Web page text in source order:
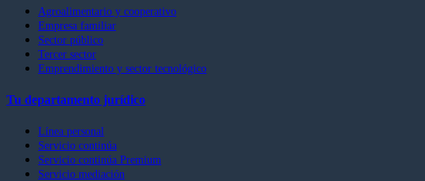
Agroalimentario y cooperativo
Empresa familiar
Sector público
Tercer sector
Emprendimiento y sector tecnológico
Tu departamento jurídico
Línea personal
Servicio continúa
Servicio continúa Premium
Servicio mediación